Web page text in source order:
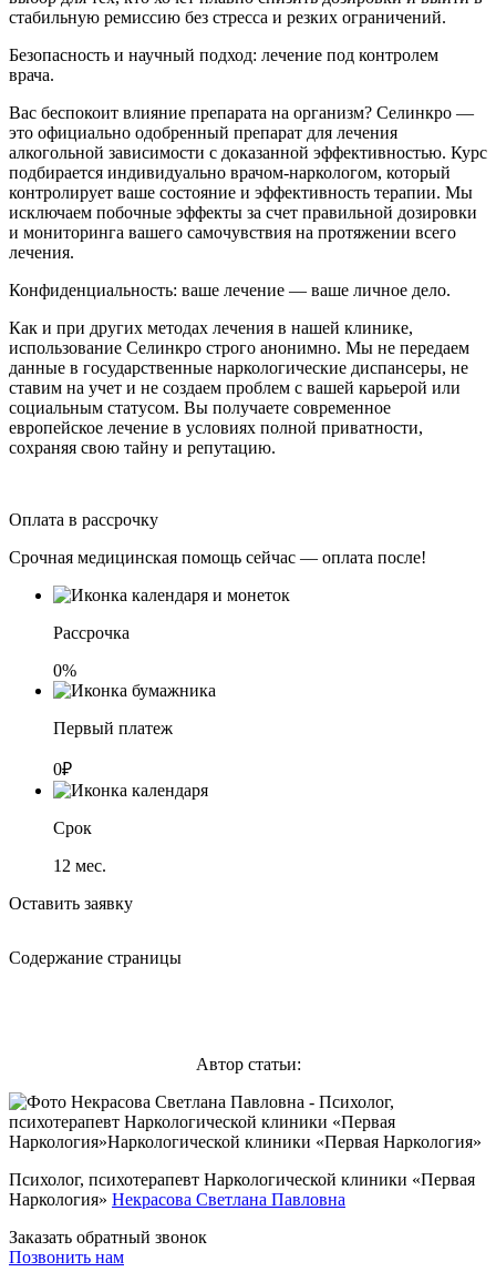
стабильную ремиссию без стресса и резких ограничений.
Безопасность и научный подход: лечение под контролем
врача.
Вас беспокоит влияние препарата на организм? Селинкро —
это официально одобренный препарат для лечения
алкогольной зависимости с доказанной эффективностью. Курс
подбирается индивидуально врачом-наркологом, который
контролирует ваше состояние и эффективность терапии. Мы
исключаем побочные эффекты за счет правильной дозировки
и мониторинга вашего самочувствия на протяжении всего
лечения.
Конфиденциальность: ваше лечение — ваше личное дело.
Как и при других методах лечения в нашей клинике,
использование Селинкро строго анонимно. Мы не передаем
данные в государственные наркологические диспансеры, не
ставим на учет и не создаем проблем с вашей карьерой или
социальным статусом. Вы получаете современное
европейское лечение в условиях полной приватности,
сохраняя свою тайну и репутацию.
Оплата в рассрочку
Срочная медицинская помощь сейчас — оплата после!
Рассрочка
0%
Первый платеж
0₽
Срок
12 мес.
Оставить заявку
Содержание страницы
Автор статьи:
Психолог, психотерапевт Наркологической клиники «Первая
Наркология» Некрасова Светлана Павловна
Заказать обратный звонок
Позвонить нам